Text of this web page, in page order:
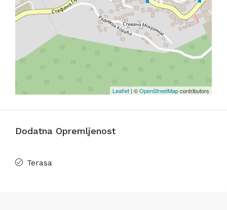
Leaflet | ©OpenStreetMapcontributors
Dodatna Opremljenost
Terasa